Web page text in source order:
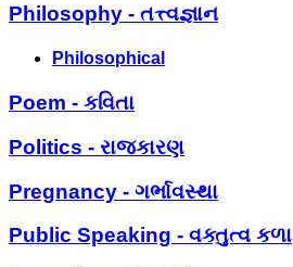
Philosophy - તત્ત્વજ્ઞાન
Philosophical
Poem - કવિતા
Politics - રાજકારણ
Pregnancy - ગર્ભાવસ્થા
Public Speaking - વક્તુત્વ કળા